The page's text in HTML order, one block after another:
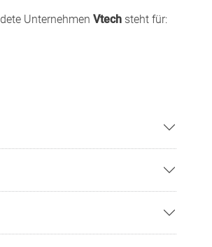
Unternehmen Vtech steht für: